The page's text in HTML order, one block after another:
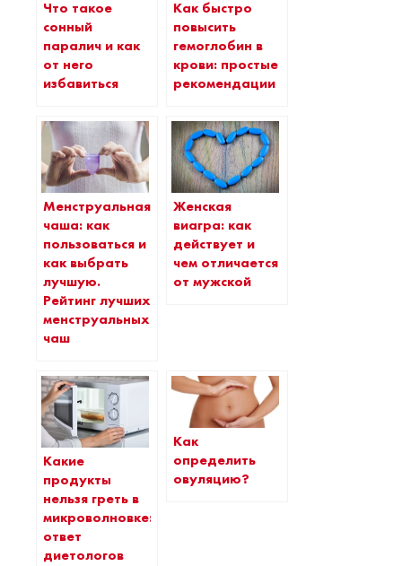
Что такое
сонный
паралич и как
от него
избавиться
Как быстро
повысить
гемоглобин в
крови: простые
рекомендации
Менструальная
чаша: как
пользоваться и
как выбрать
лучшую.
Рейтинг лучших
менструальных
чаш
Женская
виагра: как
действует и
чем отличается
от мужской
Какие
продукты
нельзя греть в
микроволновке:
ответ
диетологов
Как
определить
овуляцию?